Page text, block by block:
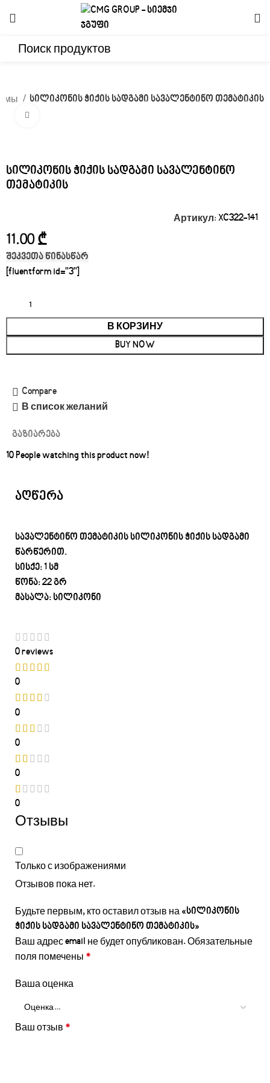
სილიკონის ჭიქის სადგამი სავალენტინო თემატიკის
სილიკონის ჭიქის სადგამი სავალენტინო
თემატიკის
Артикул:XC322-141
₾
შეკვეთა წინასწარ
[fluentform id="3"]
В КОРЗИНУ
BUY NOW
Compare
В список желаний
გაზიარება
10People watching this product now!
აღწერა
სავალენტინო თემატიკის სილიკონის ჭიქის სადგამი
წარწერით.
სისქე: 1 სმ
წონა: 22 გრ
მასალა: სილიკონი
0 reviews
0
0
0
0
0
Отзывы
Только с изображениями
Отзывов пока нет.
Будьте первым, кто оставил отзыв на «სილიკონის
ჭიქის სადგამი სავალენტინო თემატიკის»
Ваш адрес email не будет опубликован.Обязательные
поля помечены *
Ваша оценка
Ваш отзыв *